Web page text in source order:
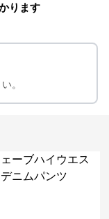
ります
。